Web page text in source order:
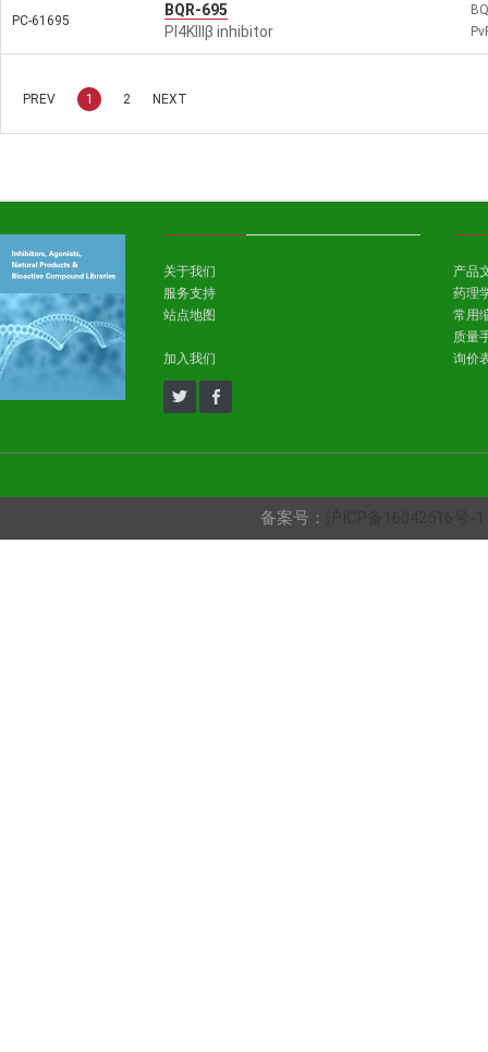
PC-61695
BQR-695
PI4KIIIβ inhibitor
PREV 1 2 NEXT
关于我们
服务支持
站点地图
加入我们
产品
药理
常用
质量
询价
备案号：